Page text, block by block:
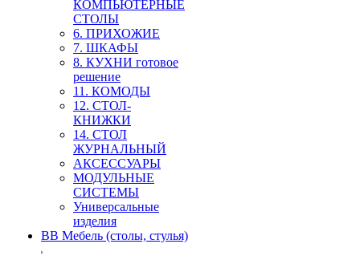
КОМПЬЮТЕРНЫЕ
СТОЛЫ
6. ПРИХОЖИЕ
7. ШКАФЫ
8. КУХНИ готовое
решение
11. КОМОДЫ
12. СТОЛ-
КНИЖКИ
14. СТОЛ
ЖУРНАЛЬНЫЙ
АКСЕССУАРЫ
МОДУЛЬНЫЕ
СИСТЕМЫ
Универсальные
изделия
ВВ Мебель (столы, стулья)